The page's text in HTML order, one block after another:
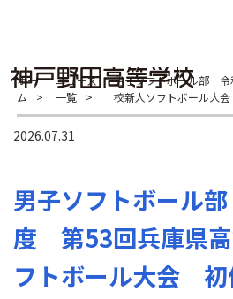
ホー
ム
>
ニュース
一覧
>
男子ソフトボール部
校新人ソフトボール大
2026.07.31
男子ソフトボール
度 第53回兵庫県高
フトボール大会 初